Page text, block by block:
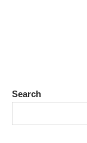
Search